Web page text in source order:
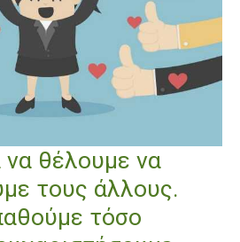
να θέλουμε να
τους άλλους.
τόσο